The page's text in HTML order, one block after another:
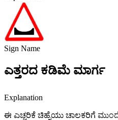
Sign Name
ಎತ್ತರದ ಕಡಿಮೆ ಮಾರ್ಗ
Explanation
ಈ ಎಚ್ಚರಿಕೆ ಚಿಹ್ನೆಯು ಚಾಲಕರಿಗೆ ಮುಂದೆ